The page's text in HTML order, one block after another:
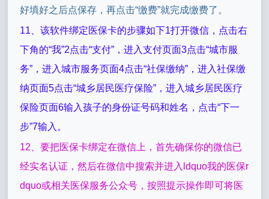
好填好之后点保存，再点击“缴费”就完成缴费了。
11、该软件绑定医保卡的步骤如下1打开微信，点击右
下角的“我”2点击“支付”，进入支付页面3点击“城市服
务”，进入城市服务页面4点击“社保缴纳”，进入社保缴
纳页面5点击“城乡居民医疗保险”，进入城乡居民医疗
保险页面6输入孩子的身份证号码和姓名，点击“下一
步”7输入。
12、要把医保卡绑定在微信上，首先确保你的微信已
经实名认证，然后在微信中搜索并进入ldquo我的医保r
dquo或相关医保服务公众号，按照提示操作即可将医